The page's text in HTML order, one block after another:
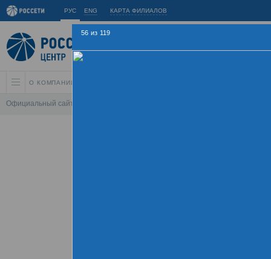
РУС ENG КАРТА ФИЛИАЛОВ
О КОМПАНИИ
Официальный сайт
56 из 119